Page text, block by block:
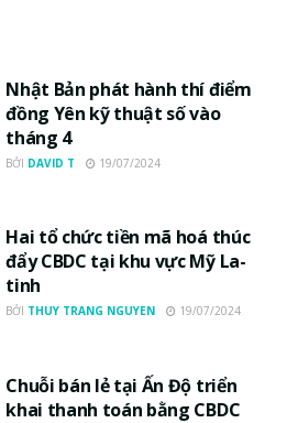
Nhật Bản phát hành thí điểm
đồng Yên kỹ thuật số vào
tháng 4
BỞI DAVID T 19/07/2024
Hai tổ chức tiền mã hoá thúc
đẩy CBDC tại khu vực Mỹ La-
tinh
BỞI THUY TRANG NGUYEN 19/07/2024
Chuỗi bán lẻ tại Ấn Độ triển
khai thanh toán bằng CBDC